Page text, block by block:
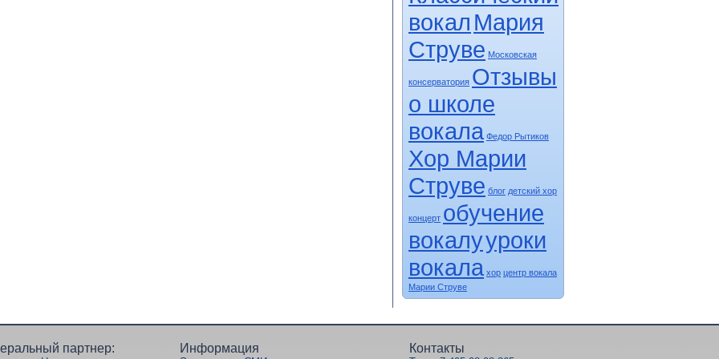
вокал Мария
Струве Московская
консерватория Отзывы
о школе
вокала Федор Рытиков
Хор Марии
Струве блог детский хор
концерт обучение
вокалууроки
вокала хор центр вокала
Марии Струве
партнер: Информация Контакты